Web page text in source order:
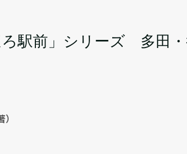
駅前」シリーズ 多田